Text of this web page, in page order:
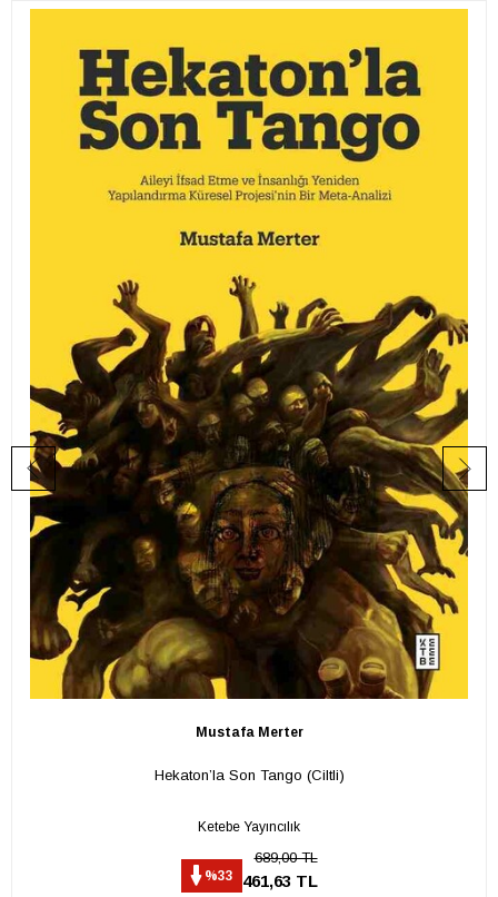
Mustafa Merter
Hekaton’la Son Tango (Ciltli)
Ketebe Yayıncılık
%33
689,00 TL
461,63 TL